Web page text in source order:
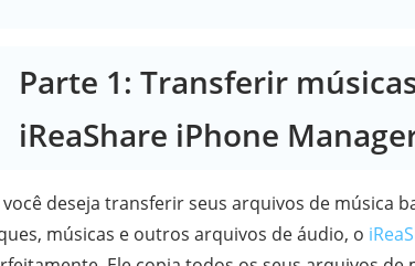
Parte 1: Transferir
iReaShare iPhone
você deseja transferir seus arquivos de música
músicas e outros arquivos de áudio, o